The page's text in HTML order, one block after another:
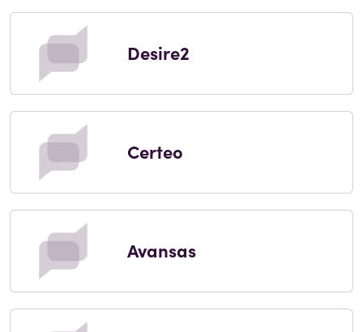
Desire2
Certeo
Avansas